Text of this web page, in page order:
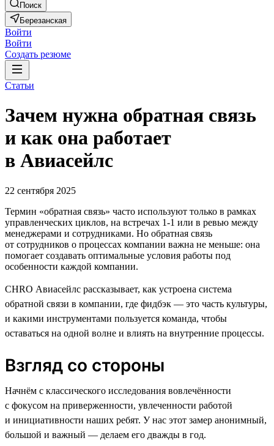
Поиск
Березанская
Войти
Войти
Создать резюме
Статьи
Зачем нужна обратная связь
и как она работает
в Авиасейлс
22 сентября 2025
Термин «обратная связь» часто используют только в рамках
управленческих циклов, на встречах 1-1 или в ревью между
менеджерами и сотрудниками. Но обратная связь
от сотрудников о процессах компании важна не меньше: она
помогает создавать оптимальные условия работы под
особенности каждой компании.
CHRO Авиасейлс рассказывает, как устроена система
обратной связи в компании, где фидбэк — это часть культуры,
и какими инструментами пользуется команда, чтобы
оставаться на одной волне и влиять на внутренние процессы.
Взгляд со стороны
Начнём с классического исследования вовлечённости
с фокусом на приверженности, увлеченности работой
и инициативности наших ребят. У нас этот замер анонимный,
большой и важный — делаем его дважды в год.